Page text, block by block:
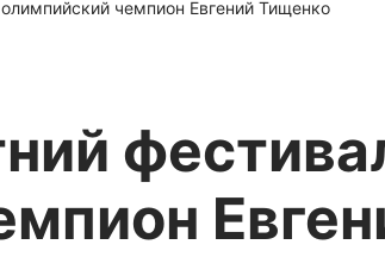
чемпион Евгений Тищенко